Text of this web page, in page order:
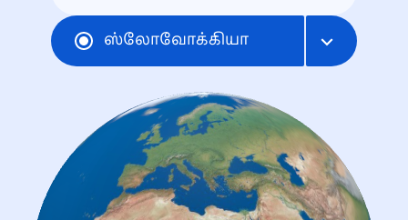
ஸ்லோவோக்கியா